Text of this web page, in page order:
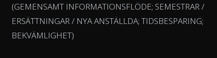
(GEMENSAMT INFORMATIONSFLÖDE; SEMESTRAR /
ERSÄTTNINGAR / NYA ANSTÄLLDA; TIDSBESPARING;
BEKVÄMLIGHET)